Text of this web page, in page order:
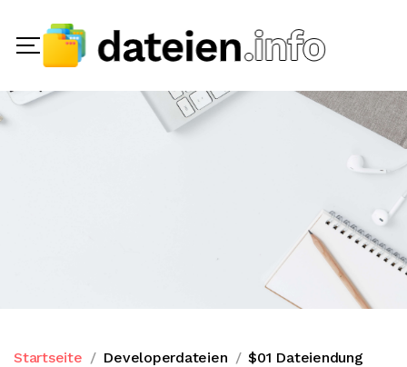
Startseite Developerdateien $01 Dateiendung